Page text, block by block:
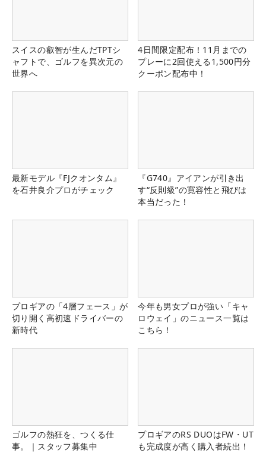
スイスの叡智が生んだTPTシ
ャフトで、ゴルフを異次元の
世界へ
4日間限定配布！11月までの
プレーに2回使える1,500円分
クーポン配布中！
最新モデル『FJクオンタム』
を石井良介プロがチェック
『G740』アイアンが引き出
す“反則級”の寛容性と飛びは
本当だった！
プロギアの「4層フェース」が
切り開く高初速ドライバーの
新時代
今年も男女プロが強い「キャ
ロウェイ」のニュース一覧は
こちら！
ゴルフの熱狂を、つくる仕
事。｜スタッフ募集中
プロギアのRS DUOはFW・UT
も完成度が高く購入者続出！